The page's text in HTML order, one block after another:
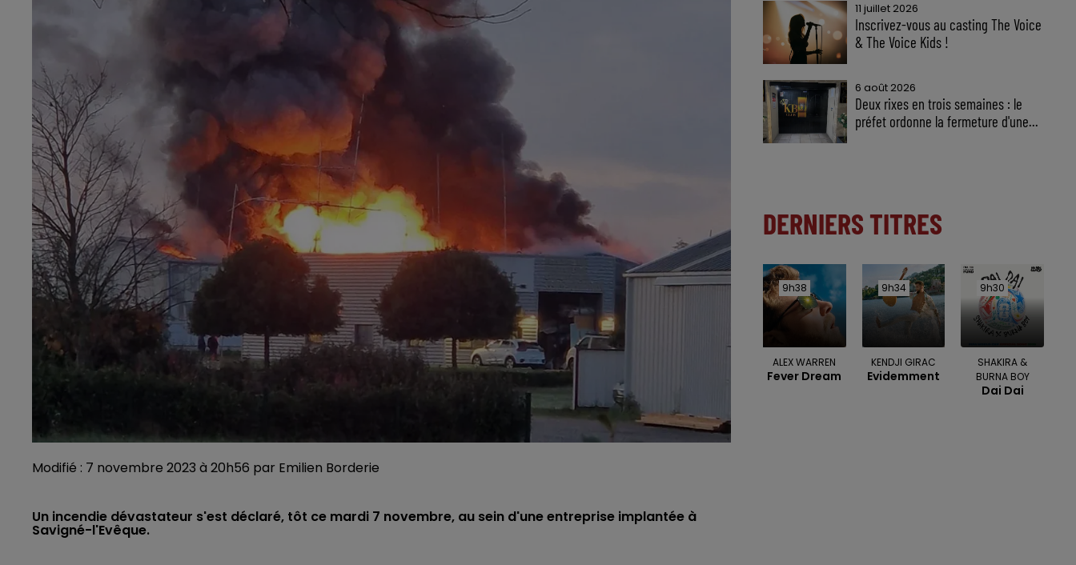
Modifié : 7 novembre 2023 à 20h56 par Emilien Borderie
Un incendie dévastateur s'est déclaré, tôt ce mardi 7 novembre, au sein d'une entreprise implantée à
Savigné-l'Evêque.
11 juillet 2026
Inscrivez-vous au casting The Voice
& The Voice Kids !
6 août 2026
Deux rixes en trois semaines : le
préfet ordonne la fermeture d'une...
DERNIERS TITRES
9h38
9h38
ALEX WARREN
Fever Dream
9h34
9h34
KENDJI GIRAC
Evidemment
9h30
9h30
SHAKIRA &
BURNA BOY
Dai Dai